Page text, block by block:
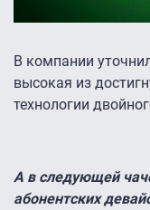
В компании
высокая из
технологии
А в следующей
абонентских